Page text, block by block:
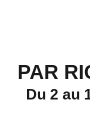
PAR
Du 2 au